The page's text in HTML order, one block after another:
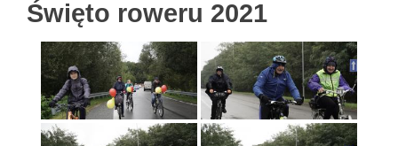
Święto roweru 2021